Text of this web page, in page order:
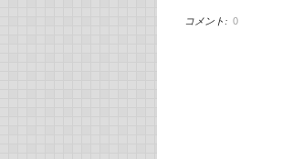
コメント: 0